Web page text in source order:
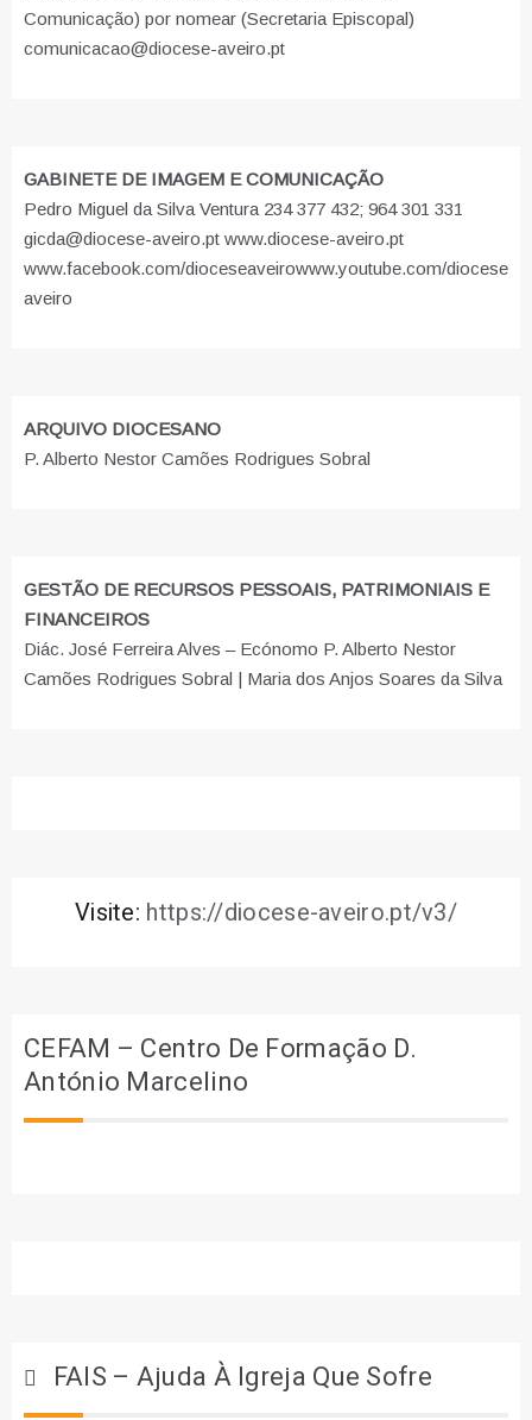
Comunicação) por nomear (Secretaria Episcopal)
comunicacao@diocese-aveiro.pt
GABINETE DE IMAGEM E COMUNICAÇÃO
Pedro Miguel da Silva Ventura 234 377 432; 964 301 331
gicda@diocese-aveiro.pt www.diocese-aveiro.pt
www.facebook.com/dioceseaveirowww.youtube.com/diocese
aveiro
ARQUIVO DIOCESANO
P. Alberto Nestor Camões Rodrigues Sobral
GESTÃO DE RECURSOS PESSOAIS, PATRIMONIAIS E
FINANCEIROS
Diác. José Ferreira Alves – Ecónomo P. Alberto Nestor
Camões Rodrigues Sobral | Maria dos Anjos Soares da Silva
Visite: https://diocese-aveiro.pt/v3/
CEFAM – Centro De Formação D.
António Marcelino
FAIS – Ajuda À Igreja Que Sofre